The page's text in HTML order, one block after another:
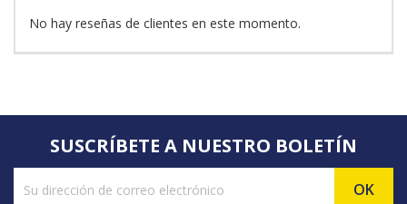
No hay reseñas de clientes en este momento.
SUSCRÍBETE A NUESTRO BOLETÍN